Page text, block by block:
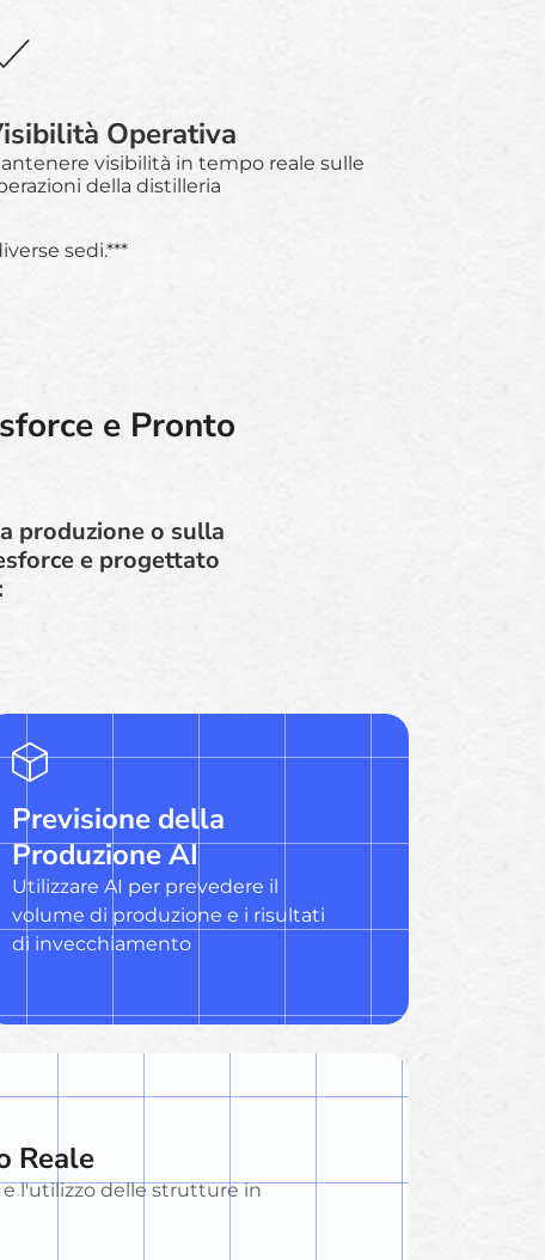
Operativa
visibilità in tempo reale sulle
della distilleria
sedi.***
e Pronto
produzione o sulla
e progettato
Previsione della
Produzione AI
Utilizzare AI per prevedere il
volume di produzione e i risultati
di invecchiamento
Reale
l'utilizzo delle strutture in